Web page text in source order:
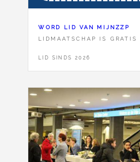
WORD LID VAN MIJNZZP
LIDMAATSCHAP IS GRATIS
LID SINDS 2026